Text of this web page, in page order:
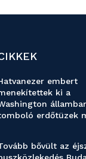
embert
ki a
erdőtüzek
bővült az